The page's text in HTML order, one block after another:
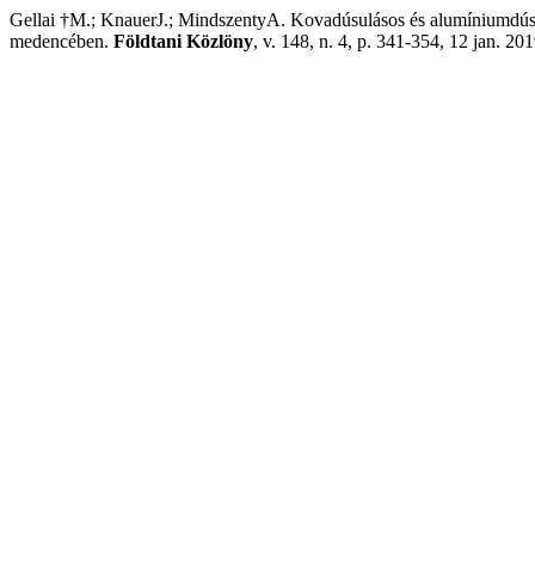
Gellai †M.; KnauerJ.; MindszentyA. Kovadúsulásos és
medencében. Földtani Közlöny, v. 148, n. 4, p. 341-354, 12 jan.